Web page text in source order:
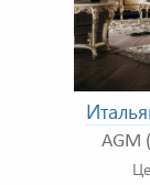
AGM